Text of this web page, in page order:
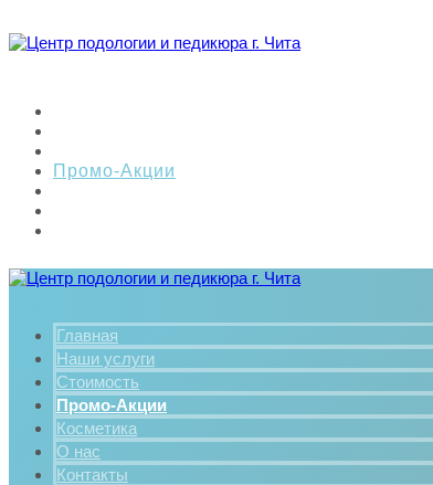
Промо-Акции
Главная
Наши услуги
Стоимость
Промо-Акции
Косметика
О нас
Контакты